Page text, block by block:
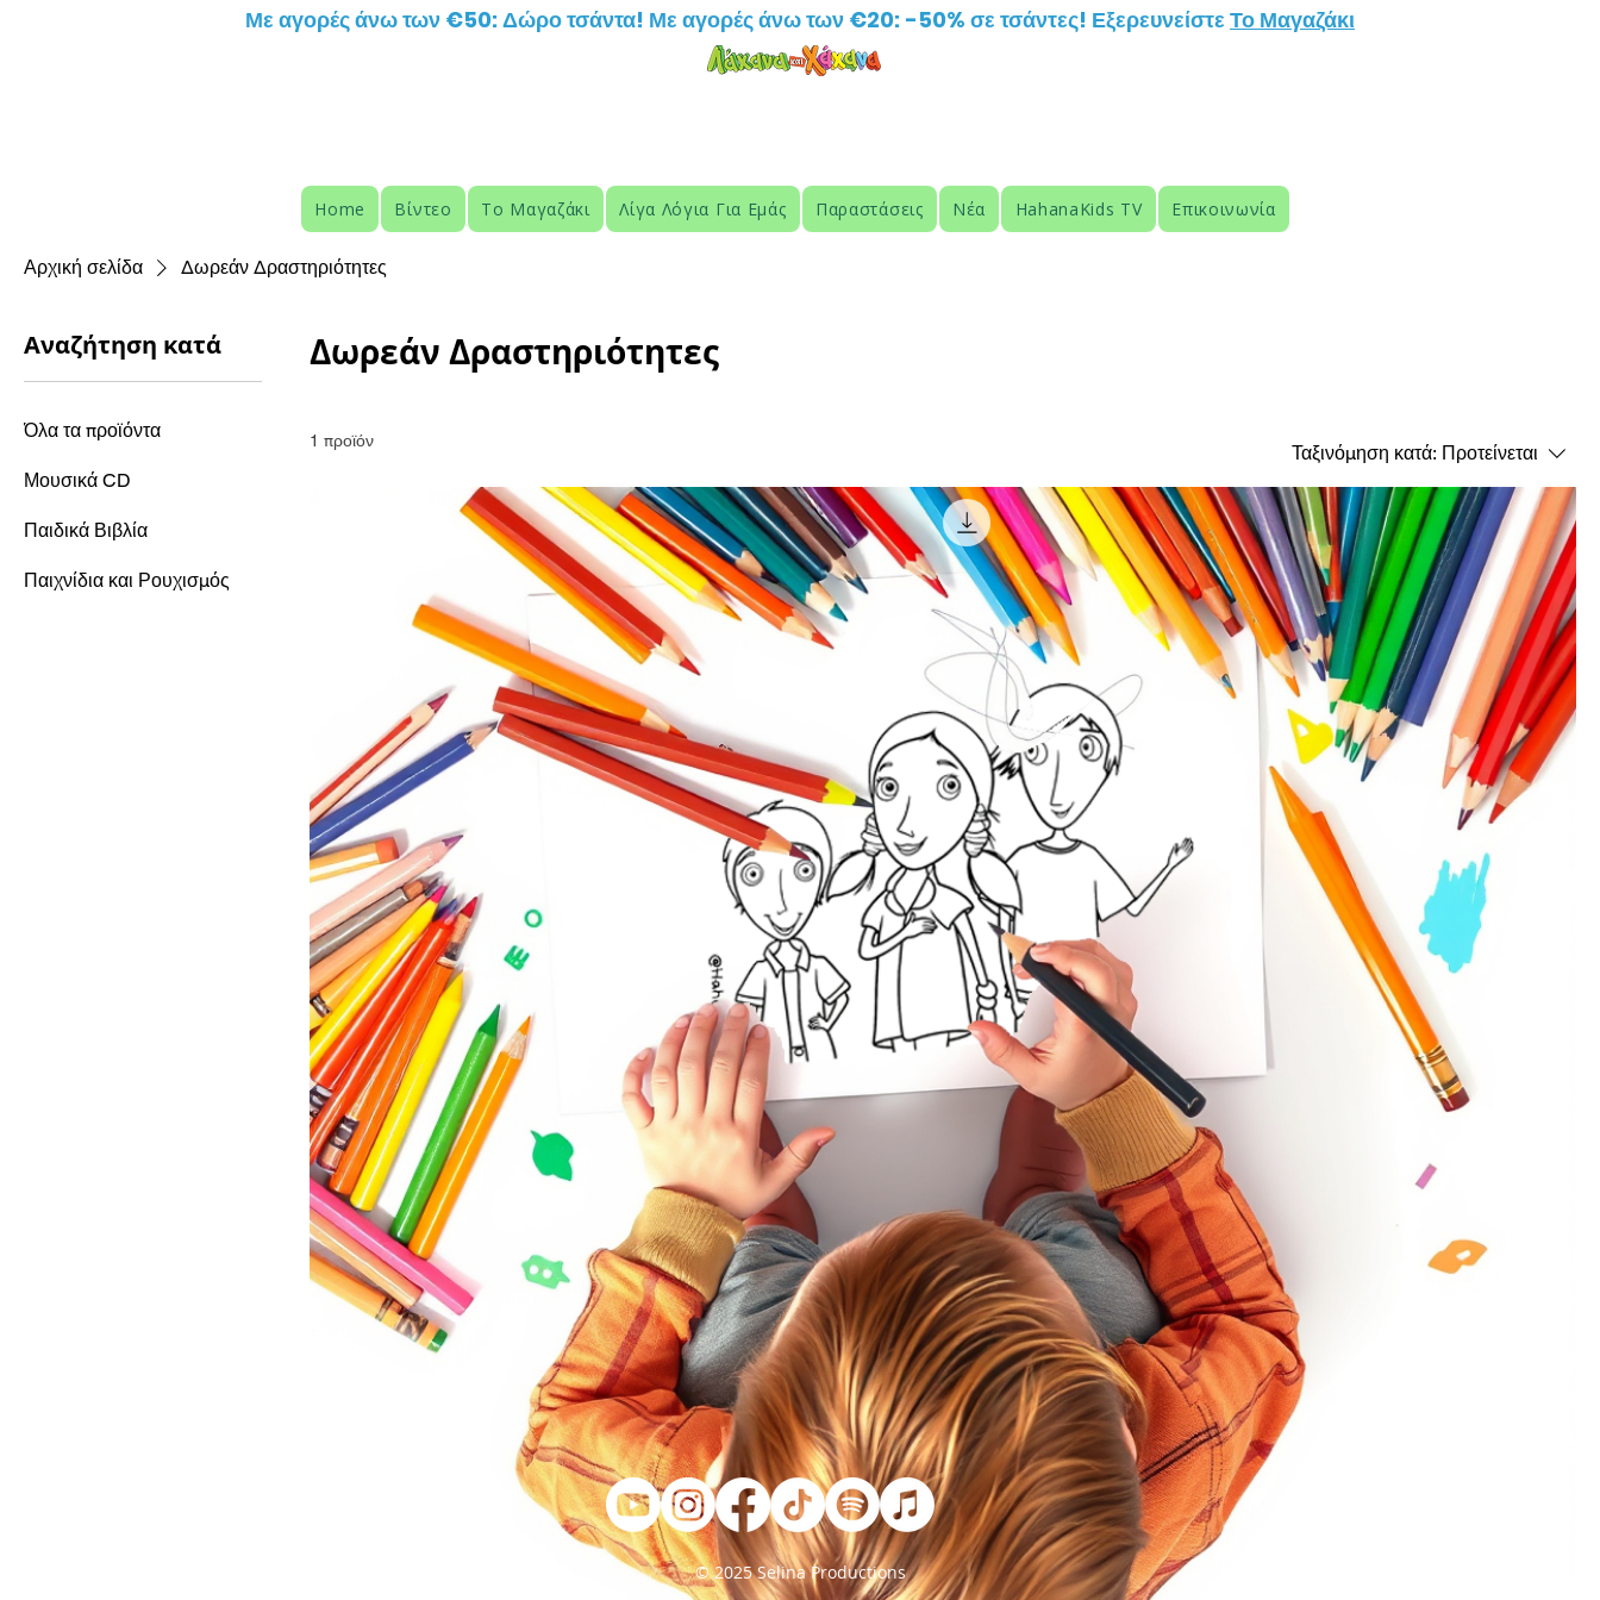
Με αγορές άνω των €50: Δώρο τσάντα! Με αγορές άνω των €20: -50% σε τσάντες! Εξερευνείστε Το Μαγαζάκι
HAHANA KIDS
Home Βίντεο Το Μαγαζάκι Λίγα Λόγια Για Εμάς Παραστάσεις Νέα HahanaKids TV Επικοινωνία
Αρχική σελίδα Δωρεάν Δραστηριότητες
Αναζήτηση κατά
Όλα τα προϊόντα
Μουσικά CD
Παιδικά Βιβλία
Παιχνίδια και Ρουχισμός
Δωρεάν Δραστηριότητες
1 προϊόν
Ταξινόμηση κατά: Προτείνεται
© 2025 Selina Productions